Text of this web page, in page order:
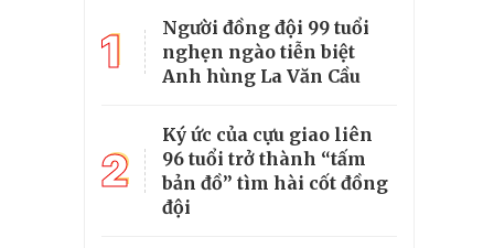
1
Người đồng đội 99 tuổi
nghẹn ngào tiễn biệt
Anh hùng La Văn Cầu
2
Ký ức của cựu giao liên
96 tuổi trở thành “tấm
bản đồ” tìm hài cốt đồng
đội